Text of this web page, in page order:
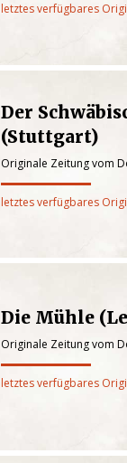
letztes verfügbares
Der
(Stuttgart)
Originale Zeitung vom
letztes verfügbares
Die Mühle
Originale Zeitung vom
letztes verfügbares